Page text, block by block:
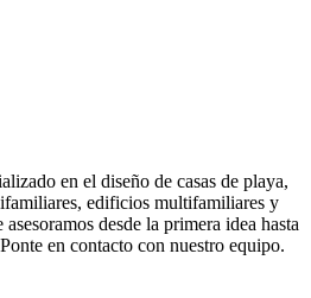
en el diseño de casas de playa,
edificios multifamiliares y
desde la primera idea hasta
en contacto con nuestro equipo.